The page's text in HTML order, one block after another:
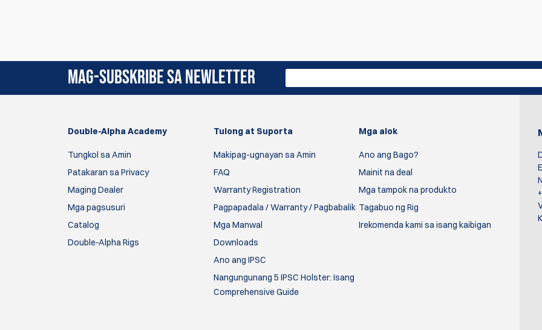
MAG-SUBSKRIBE SA NEWLETTER
Double-Alpha Academy
Tungkol sa Amin
Patakaran sa Privacy
Maging Dealer
Mga pagsusuri
Catalog
Double-Alpha Rigs
Tulong at Suporta
Makipag-ugnayan sa Amin
FAQ
Warranty Registration
Pagpapadala / Warranty / Pagbabalik
Mga Manwal
Downloads
Ano ang IPSC
Nangungunang 5 IPSC Holster: Isang
Comprehensive Guide
Mga alok
Ano ang Bago?
Mainit na deal
Mga tampok na produkto
Tagabuo ng Rig
Irekomenda kami sa isang kaibigan